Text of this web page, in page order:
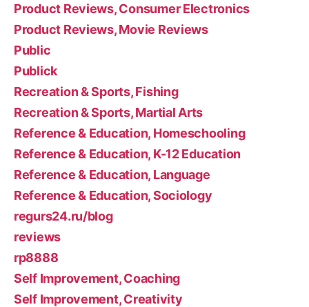
Product Reviews, Consumer Electronics
Product Reviews, Movie Reviews
Public
Publick
Recreation & Sports, Fishing
Recreation & Sports, Martial Arts
Reference & Education, Homeschooling
Reference & Education, K-12 Education
Reference & Education, Language
Reference & Education, Sociology
regurs24.ru/blog
reviews
rp8888
Self Improvement, Coaching
Self Improvement, Creativity